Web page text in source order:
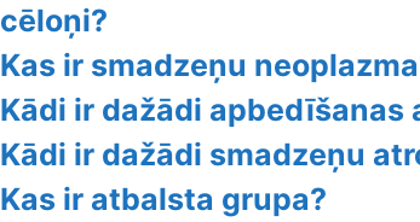
cēloņi?
Kas ir smadzeņu
Kādi ir dažādi apbedīšanas
Kādi ir dažādi smadzeņu
Kas ir atbalsta grupa?